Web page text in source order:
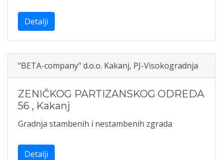
Detalji
"BETA-company" d.o.o. Kakanj, PJ-Visokogradnja
ZENIČKOG PARTIZANSKOG ODREDA
56 , Kakanj
Gradnja stambenih i nestambenih zgrada
Detalji